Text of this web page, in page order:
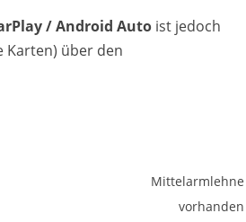
/ Android Auto ist jedoch
Karten) über den
Mittelarmlehne
vorhanden